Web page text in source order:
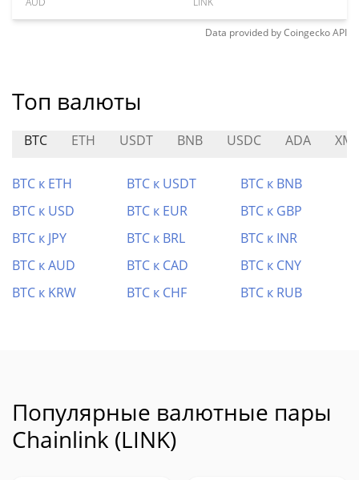
Data provided byCoingeckoAPI
Топ валюты
BTC ETH USDT BNB USDC ADA
BTC к ETH BTC к USDT
BTC к BNB
BTC к USD
BTC к EUR
BTC к GBP
BTC к JPY
BTC к BRL
BTC к INR
BTC к AUD
BTC к CAD
BTC к CNY
BTC к KRW
BTC к CHF BTC к RUB
Популярные валютные пары
Chainlink (LINK)